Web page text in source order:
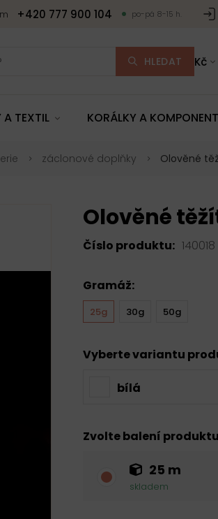
+420 777 900 104 po-pá 8-15 h.
HLEDAT Kč
A TEXTIL KORÁLKY A
záclonové doplňky Olověné
Olověné
Číslo produktu: 140018
Gramáž:
25g 30g 50g
Vyberte variantu
bílá
Zvolte balení produktu
25 m
skladem